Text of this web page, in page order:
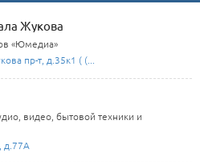
Жукова
«Юмедиа»
пр-т, д.35к1 ( (...
видео, бытовой техники и
д.77А